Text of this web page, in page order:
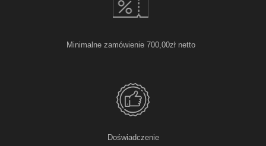
Minimalne zamówienie 700,00zł netto
Doświadczenie